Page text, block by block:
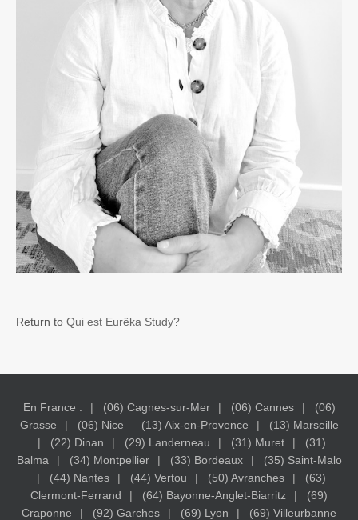
Return to Qui est Eurêka Study?
En France : (06) Cagnes-sur-Mer (06) Cannes
(06)
Grasse
(06) Nice (13) Aix-en-Provence
(13) Marseille
(22) Dinan
(29) Landerneau (31) Muret
(31)
Balma
(34) Montpellier (33) Bordeaux
(35) Saint-Malo
(44) Nantes
(44) Vertou (50) Avranches
(63)
Clermont-Ferrand
(64) Bayonne-Anglet-Biarritz
(69)
Craponne
(92) Garches (69) Lyon (69) Villeurbanne